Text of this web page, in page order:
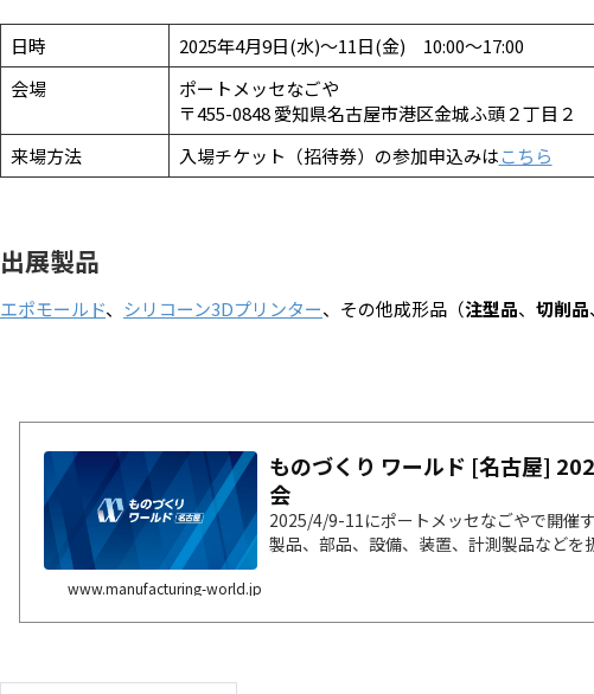
日時
2025年4月9日(水)～11日(金) 10:00～17:00
会場
ポートメッセなごや
〒455-0848 愛知県名古屋市港区金城ふ頭２丁目２
来場方法
入場チケット（招待券）の参加申込みはこちら
出展製品
エポモールド、 シリコーン3Dプリンター、その他成形品（注型品、 切削品、
ものづくり ワールド [名古屋]
会
2025/4/9-11にポートメッセなごやで開催
製品、部品、設備、装置、計測製品などを
www.manufacturing-world.jp